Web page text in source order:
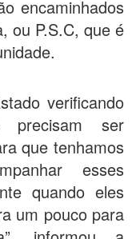
encaminhados
ou P.S.C, que é
verificando
precisam ser
que tenhamos
esses
quando eles
um pouco para